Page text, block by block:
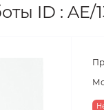
ID : AE/